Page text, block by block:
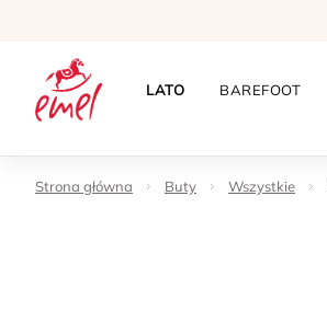
LATO BAREFOOT
Strona główna Buty Wszystkie